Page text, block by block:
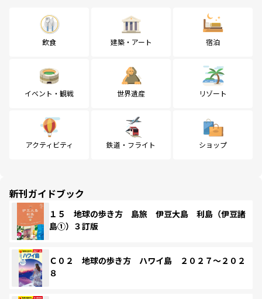
飲食 建築・アート 宿泊
イベント・観戦 世界遺産 リゾート
アクティビティ 鉄道・フライト ショップ
新刊ガイドブック
１５ 地球の歩き方 島旅 伊豆大島 利島（伊豆諸
島①）３訂版
Ｃ０２ 地球の歩き方 ハワイ島 ２０２７～２０２
８